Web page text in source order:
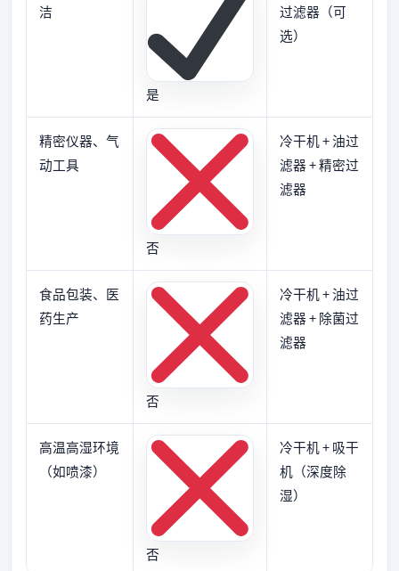
洁
是
过滤器（可
选）
精密仪器、气
动工具
否
冷干机 + 油过
滤器 + 精密过
滤器
食品包装、医
药生产
否
冷干机 + 油过
滤器 + 除菌过
滤器
高温高湿环境
（如喷漆）
否
冷干机 + 吸干
机（深度除
湿）